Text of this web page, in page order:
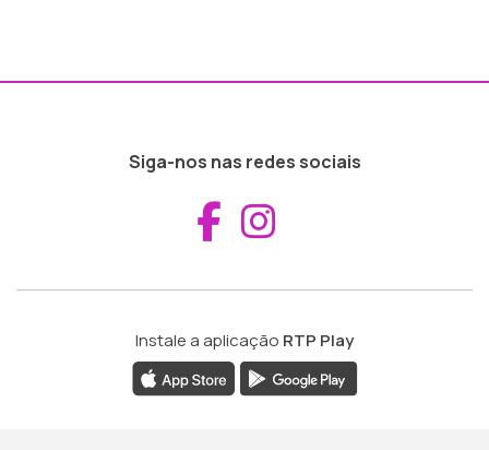
Siga-nos nas redes sociais
Aceder ao
Instale a aplicação RTP Play